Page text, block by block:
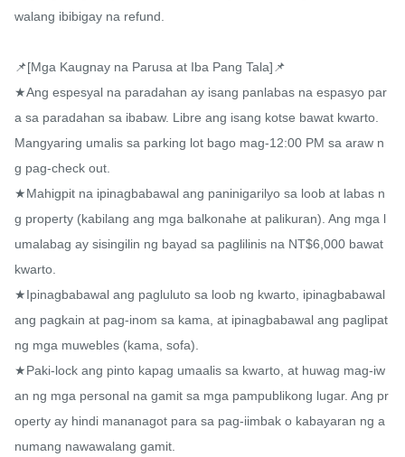
walang ibibigay na refund.
📌[Mga Kaugnay na Parusa at Iba Pang Tala]📌
★Ang espesyal na paradahan ay isang panlabas na espasyo par
a sa paradahan sa ibabaw. Libre ang isang kotse bawat kwarto.
Mangyaring umalis sa parking lot bago mag-12:00 PM sa araw n
g pag-check out.
★Mahigpit na ipinagbabawal ang paninigarilyo sa loob at labas n
g property (kabilang ang mga balkonahe at palikuran). Ang mga l
umalabag ay sisingilin ng bayad sa paglilinis na NT$6,000 bawat
kwarto.
★Ipinagbabawal ang pagluluto sa loob ng kwarto, ipinagbabawal
ang pagkain at pag-inom sa kama, at ipinagbabawal ang paglipat
ng mga muwebles (kama, sofa).
★Paki-lock ang pinto kapag umaalis sa kwarto, at huwag mag-iw
an ng mga personal na gamit sa mga pampublikong lugar. Ang pr
operty ay hindi mananagot para sa pag-iimbak o kabayaran ng a
numang nawawalang gamit.